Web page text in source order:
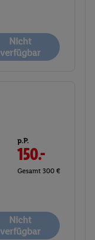
Nicht
verfügbar
p.P.
150.-
Gesamt 300 €
Nicht
verfügbar